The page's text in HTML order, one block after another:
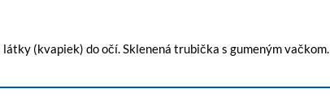
(kvapiek) do očí. Sklenená trubička s gumeným vačkom.